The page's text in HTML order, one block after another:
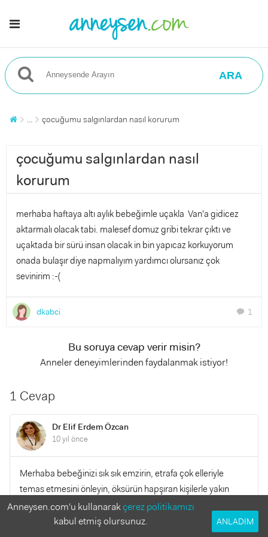
ARA
... çocuğumu salgınlardan nasıl korurum
çocuğumu salgınlardan nasıl
korurum
merhaba haftaya altı aylık bebeğimle uçakla Van'a gidicez
aktarmalı olacak tabi. malesef domuz gribi tekrar çıktı ve
uçaktada bir sürü insan olacak in bin yapıcaz korkuyorum
onada bulaşır diye napmalıyım yardımcı olursanız çok
sevinirim :-(
dkabci chat 1
Bu soruya cevap verir misin?
Anneler deneyimlerinden faydalanmak istiyor!
1 Cevap
Dr Elif Erdem Özcan
10 yıl önce
Merhaba bebeğinizi sık sık emzirin, etrafa çok elleriyle
temas etmesini önleyin, öksürün hapşıran kişilerle yakın
temastan kaçının ve sık sık ellerinizi yıkayın, bebeğinizin
etraftakiler tarafından öpülmesine müsade etmeyin, sağlıklı
Anneysen.com'u kullanarakçerez politikamızı
kabul etmiş olursunuz.
ANLADIM